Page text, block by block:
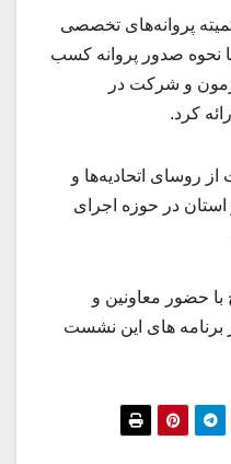
پروانه‌های تخصصی
نحوه صدور پروانه کسب
و شرکت در
کرد.
روسای اتحادیه‌ها و
در حوزه اجرای
حضور معاونین و
برنامه های این نشست